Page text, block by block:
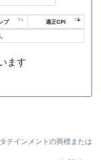
プ 適正CPI
ます
テインメントの商標または